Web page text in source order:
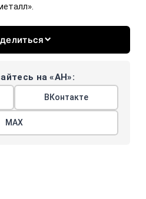
на «АН»:
ВКонтакте
МАХ